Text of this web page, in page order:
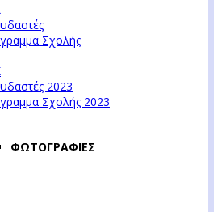
Σχολής
2023
Σχολής 2023
ΦΩΤΟΓΡΑΦΙΕΣ